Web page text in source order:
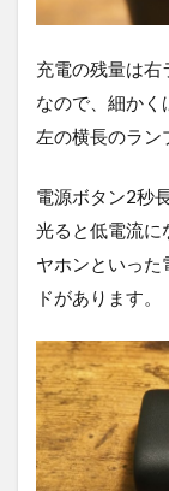
充電の残量は
なので、細かく
左の横長のラン
電源ボタン2秒
光ると低電流に
ヤホンといった
ドがあります。